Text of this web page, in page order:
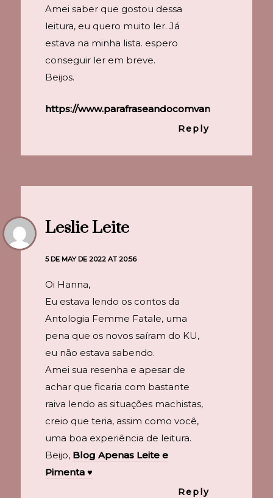
Amei saber que gostou dessa
leitura, eu quero muito ler. Já
estava na minha lista. espero
conseguir ler em breve.
Beijos.
https://www.parafraseandocomvanessa.com.br/
Reply
Leslie Leite
5 DE MAY DE 2022 AT 20:56
Oi Hanna,
Eu estava lendo os contos da
Antologia Femme Fatale, uma
pena que os novos saíram do KU,
eu não estava sabendo.
Amei sua resenha e apesar de
achar que ficaria com bastante
raiva lendo as situações machistas,
creio que teria, assim como você,
uma boa experiência de leitura.
Beijo, Blog Apenas Leite e
Pimenta ♥
Reply